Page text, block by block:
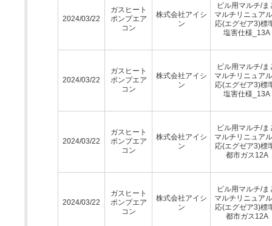
2024/03/22
ガスヒート
ポンプエア
コン
株式会社アイシ
ン
ビル用マルチ/ま
マルチリニュア
応(エグゼア3)標
塩害仕様_13A
2024/03/22
ガスヒート
ポンプエア
コン
株式会社アイシ
ン
ビル用マルチ/ま
マルチリニュア
応(エグゼア3)標
塩害仕様_13A
2024/03/22
ガスヒート
ポンプエア
コン
株式会社アイシ
ン
ビル用マルチ/ま
マルチリニュア
応(エグゼア3)標
都市ガス12A
2024/03/22
ガスヒート
ポンプエア
コン
株式会社アイシ
ン
ビル用マルチ/ま
マルチリニュア
応(エグゼア3)標
都市ガス12A